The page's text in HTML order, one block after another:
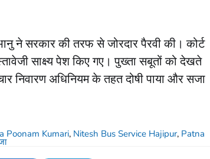
ने सरकार की तरफ से जोरदार पैरवी की। कोर्ट
साक्ष्य पेश किए गए। पुख्ता सबूतों को देखते
निवारण अधिनियम के तहत दोषी पाया और सजा
Poonam Kumari, Nitesh Bus Service Hajipur, Patna